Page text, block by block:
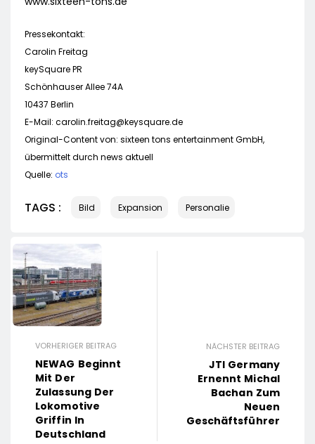
Pressekontakt:
Carolin Freitag
keySquare PR
Schönhauser Allee 74A
10437 Berlin
E-Mail: carolin.freitag@keysquare.de
Original-Content von: sixteen tons entertainment GmbH,
übermittelt durch news aktuell
Quelle: ots
TAGS : Bild Expansion Personalie
VORHERIGER BEITRAG
NEWAG Beginnt
Mit Der
Zulassung Der
Lokomotive
Griffin In
Deutschland
NÄCHSTER BEITRAG
JTI Germany
Ernennt Michal
Bachan Zum
Neuen
Geschäftsführer